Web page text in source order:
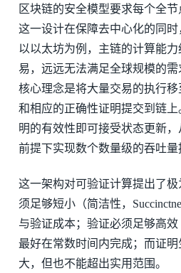
区块链的安全模型要求每个全节
这一设计在保障去中心化的同时
以以太坊为例，主链的计算能力
易，远远无法满足全球规模的需
核心理念是将大量交易的执行
和相应的正确性证明提交到链
明的有效性即可接受状态更新
前提下实现数个数量级的吞吐量
这一架构对可验证计算提出了
须足够短小（简洁性，
与验证成本；验证必须足够高效
最好在常数时间内完成；而证
大，但也不能超出实用范围。